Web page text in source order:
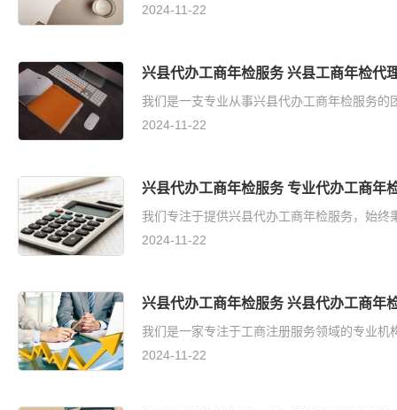
2024-11-22
兴县代办工商年检服务 兴县工商年检代
我们是一支专业从事兴县代办工商年检服务
2024-11-22
兴县代办工商年检服务 专业代办工商年
我们专注于提供兴县代办工商年检服务，始终
2024-11-22
兴县代办工商年检服务 兴县代办工商年
我们是一家专注于工商注册服务领域的专业
2024-11-22